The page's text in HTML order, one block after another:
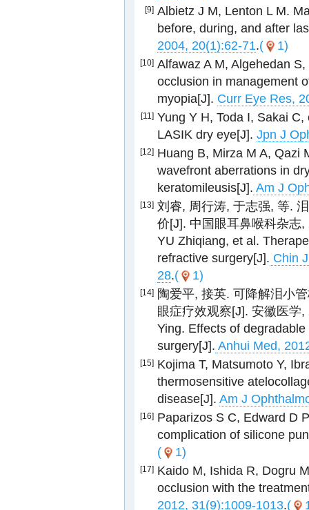
[9] Albietz J M, Lenton L M.
before, during, and after
2004, 20(1):62-71.( 1)
[10] Alfawaz A M, Algehedan
occlusion in management
myopia[J]. Curr Eye Res,
[11] Yung Y H, Toda I, Sakai
LASIK dry eye[J]. Jpn J
[12] Huang B, Mirza M A, Qazi
wavefront aberrations in
keratomileusis[J]. Am J
[13] 刘睿, 周行涛, 于志强, 等.
价[J]. 中国眼耳鼻喉科杂志
YU Zhiqiang, et al.
refractive surgery[J]. Chin
28.( 1)
[14]
陶爱平, 接英. 可降解泪小
眼症疗效观察[J]. 安徽医学
Ying. Effects of
surgery[J]. Anhui Med,
[15] Kojima T, Matsumoto Y,
thermosensitive
disease[J]. Am J
[16] Paparizos S C, Edward D
complication of silicone
(
1)
[17] Kaido M, Ishida R, Dogru
occlusion with the
2012, 31(9):1009-1013.(